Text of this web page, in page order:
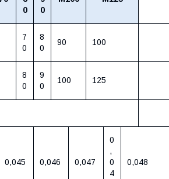
0
0
7
0
8
0
90 100
8
0
9
0
100 125
0,045 0,046 0,047
0
,
0
4
0,048